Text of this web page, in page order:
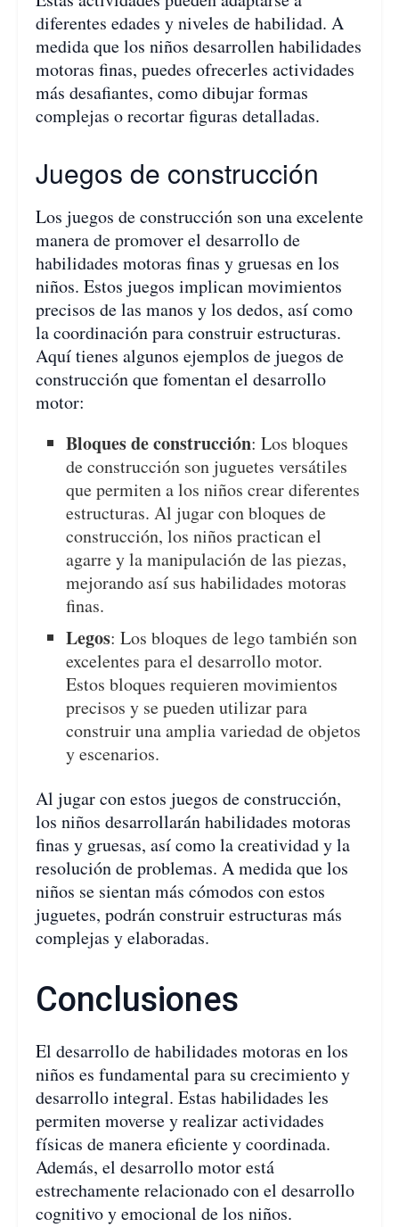
diferentes edades y niveles de habilidad. A
medida que los niños desarrollen habilidades
motoras finas, puedes ofrecerles actividades
más desafiantes, como dibujar formas
complejas o recortar figuras detalladas.
Juegos de construcción
Los juegos de construcción son una excelente
manera de promover el desarrollo de
habilidades motoras finas y gruesas en los
niños. Estos juegos implican movimientos
precisos de las manos y los dedos, así como
la coordinación para construir estructuras.
Aquí tienes algunos ejemplos de juegos de
construcción que fomentan el desarrollo
motor:
Bloques de construcción: Los bloques
de construcción son juguetes versátiles
que permiten a los niños crear diferentes
estructuras. Al jugar con bloques de
construcción, los niños practican el
agarre y la manipulación de las piezas,
mejorando así sus habilidades motoras
finas.
Legos: Los bloques de lego también son
excelentes para el desarrollo motor.
Estos bloques requieren movimientos
precisos y se pueden utilizar para
construir una amplia variedad de objetos
y escenarios.
Al jugar con estos juegos de construcción,
los niños desarrollarán habilidades motoras
finas y gruesas, así como la creatividad y la
resolución de problemas. A medida que los
niños se sientan más cómodos con estos
juguetes, podrán construir estructuras más
complejas y elaboradas.
Conclusiones
El desarrollo de habilidades motoras en los
niños es fundamental para su crecimiento y
desarrollo integral. Estas habilidades les
permiten moverse y realizar actividades
físicas de manera eficiente y coordinada.
Además, el desarrollo motor está
estrechamente relacionado con el desarrollo
cognitivo y emocional de los niños.